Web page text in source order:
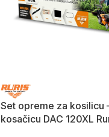
Set opreme za kosilicu
kosačicu DAC 120XL